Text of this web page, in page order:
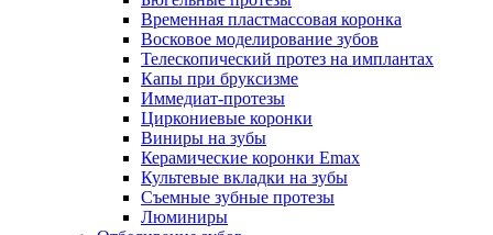
Временная пластмассовая коронка
Восковое моделирование зубов
Телескопический протез на имплантах
Капы при бруксизме
Иммедиат-протезы
Циркониевые коронки
Виниры на зубы
Керамические коронки Emax
Культевые вкладки на зубы
Съемные зубные протезы
Люминиры